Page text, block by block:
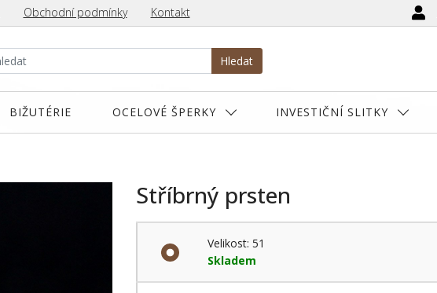
Obchodní podmínky Kontakt
Hledat
BIŽUTÉRIE OCELOVÉ ŠPERKY INVESTIČNÍ SLITKY
Stříbrný prsten
Velikost: 51
Skladem